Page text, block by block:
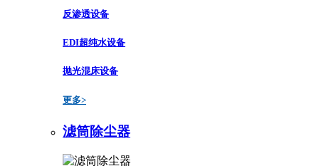
反渗透设备
EDI超纯水设备
抛光混床设备
更多>
滤筒除尘器